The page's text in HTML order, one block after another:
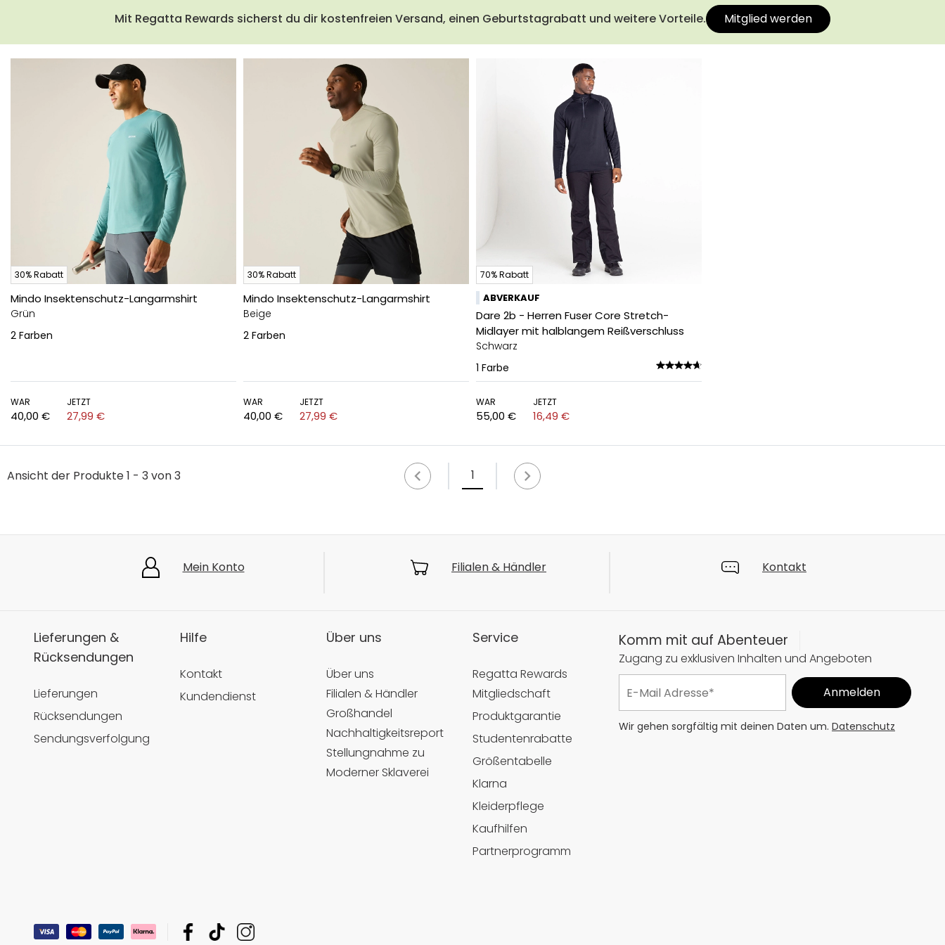
Mit Regatta Rewards sicherst du dir kostenfreien Versand, einen Geburtstagrabatt und weitere Vorteile. Mitglied werden
30% Rabatt
Mindo Insektenschutz-Langarmshirt
Grün
2 Farben
WAR
40,00 €
JETZT
27,99 €
30% Rabatt
Mindo Insektenschutz-Langarmshirt
Beige
2 Farben
WAR
40,00 €
JETZT
27,99 €
70% Rabatt
ABVERKAUF
Dare 2b - Herren Fuser Core Stretch-
Midlayer mit halblangem Reißverschluss
Schwarz
1 Farbe
WAR
55,00 €
JETZT
16,49 €
Ansicht der Produkte 1 - 3 von 3 1
Mein Konto Filialen & Händler Kontakt
Lieferungen &
Rücksendungen
Lieferungen
Rücksendungen
Sendungsverfolgung
Hilfe
Kontakt
Kundendienst
Über uns
Über uns
Filialen & Händler
Großhandel
Nachhaltigkeitsreport
Stellungnahme zu
Moderner Sklaverei
Service
Regatta Rewards
Mitgliedschaft
Produktgarantie
Studentenrabatte
Größentabelle
Klarna
Kleiderpflege
Kaufhilfen
Partnerprogramm
Komm mit auf Abenteuer
Zugang zu exklusiven Inhalten und Angeboten
Wir gehen sorgfältig mit deinen Daten um. Datenschutz